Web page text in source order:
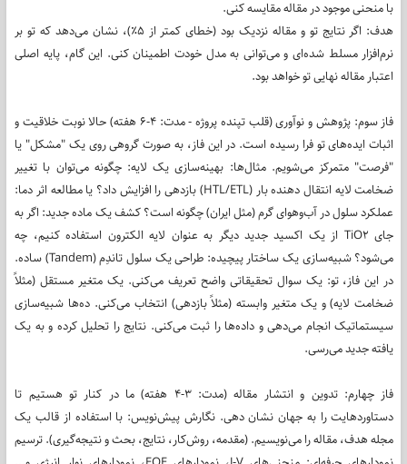
با منحنی موجود در مقاله مقایسه کنی.
هدف: اگر نتایج تو و مقاله نزدیک بود (خطای کمتر از ۵٪)، نشان می‌دهد که تو بر
نرم‌افزار مسلط شده‌ای و می‌توانی به مدل خودت اطمینان کنی. این گام، پایه اصلی
اعتبار مقاله نهایی تو خواهد بود.
فاز سوم: پژوهش و نوآوری (قلب تپنده پروژه - مدت: ۴-۶ هفته) حالا نوبت خلاقیت و
اثبات ایده‌های تو فرا رسیده است. در این فاز، به صورت گروهی روی یک "مشکل" یا
"فرصت" متمرکز می‌شویم. مثال‌ها: بهینه‌سازی یک لایه: چگونه می‌توان با تغییر
ضخامت لایه انتقال دهنده بار (HTL/ETL) بازدهی را افزایش داد؟ یا مطالعه اثر دما:
عملکرد سلول در آب‌وهوای گرم (مثل ایران) چگونه است؟ کشف یک ماده جدید: اگر به
جای TiO2 از یک اکسید جدید دیگر به عنوان لایه الکترون استفاده کنیم، چه
می‌شود؟ شبیه‌سازی یک ساختار پیچیده: طراحی یک سلول تاندِم (Tandem) ساده.
در این فاز، تو: یک سوال تحقیقاتی واضح تعریف می‌کنی. یک متغیر مستقل (مثلاً
ضخامت لایه) و یک متغیر وابسته (مثلاً بازدهی) انتخاب می‌کنی. ده‌ها شبیه‌سازی
سیستماتیک انجام می‌دهی و داده‌ها را ثبت می‌کنی. نتایج را تحلیل کرده و به یک
یافته جدید می‌رسی.
فاز چهارم: تدوین و انتشار مقاله (مدت: ۳-۴ هفته) ما در کنار تو هستیم تا
دستاوردهایت را به جهان نشان دهی. نگارش پیش‌نویس: با استفاده از قالب یک
مجله هدف، مقاله را می‌نویسیم. (مقدمه، روش‌کار، نتایج، بحث و نتیجه‌گیری). ترسیم